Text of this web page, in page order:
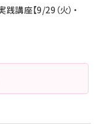
講座【9/29（火）・